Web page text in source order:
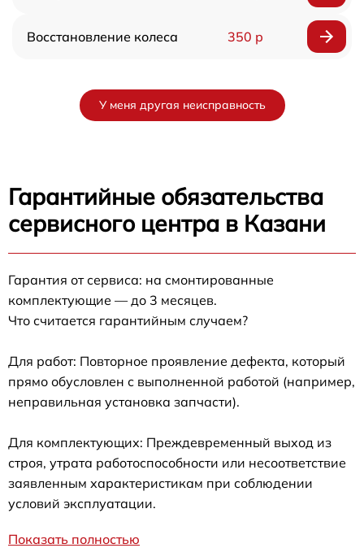
Восстановление колеса 350 р
У меня другая неисправность
Гарантийные обязательства
сервисного центра в Казани
Гарантия от сервиса: на смонтированные
комплектующие — до 3 месяцев.
Что считается гарантийным случаем?
Для работ: Повторное проявление дефекта, который
прямо обусловлен с выполненной работой (например,
неправильная установка запчасти).
Для комплектующих: Преждевременный выход из
строя, утрата работоспособности или несоответствие
заявленным характеристикам при соблюдении
условий эксплуатации.
Показать полностью